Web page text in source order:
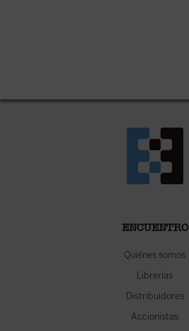
ENCUENTRO
Quiénes somos
Librerías
Distribuidores
Accionistas